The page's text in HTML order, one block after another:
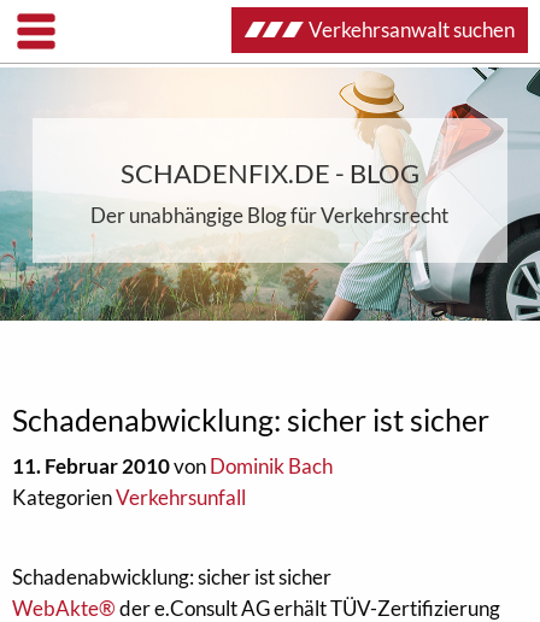
SCHADENFIX.DE - BLOG
Der unabhängige Blog für Verkehrsrecht
Schadenabwicklung: sicher ist sicher
11. Februar 2010vonDominik Bach
KategorienVerkehrsunfall
Schadenabwicklung: sicher ist sicher
WebAkte®der e.Consult AG erhält TÜV-Zertifizierung
Verkehrsanwalt suchen